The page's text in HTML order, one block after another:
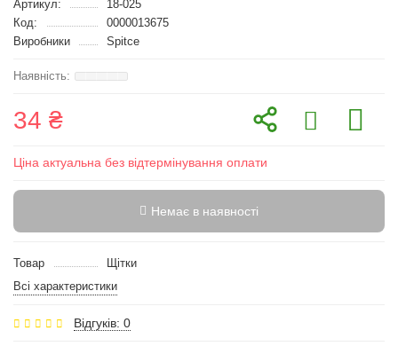
Артикул:
18-025
Код:
0000013675
Виробники
Spitce
34 ₴
Ціна актуальна без відтермінування оплати
Немає в наявності
Товар
Щітки
Всі характеристики
Відгуків: 0